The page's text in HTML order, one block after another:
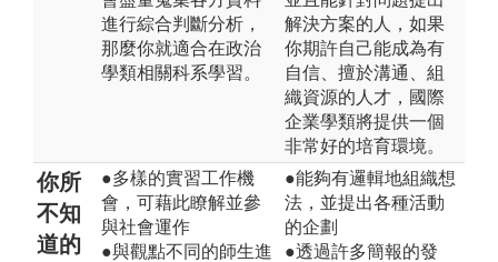
進行綜合判斷分析，
那麼你就適合在政治
學類相關科系學習。
解決方案的人，如果
你期許自己能成為有
自信、擅於溝通、組
織資源的人才，國際
企業學類將提供一個
非常好的培育環境。
你所
不知
道的
●多樣的實習工作機
會，可藉此瞭解並參
與社會運作
●與觀點不同的師生進
●能夠有邏輯地組織想
法，並提出各種活動
的企劃
●透過許多簡報的發